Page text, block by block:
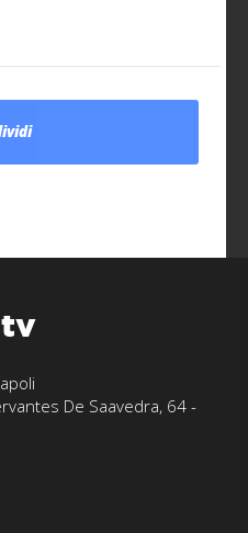
tv
De Saavedra, 64 -